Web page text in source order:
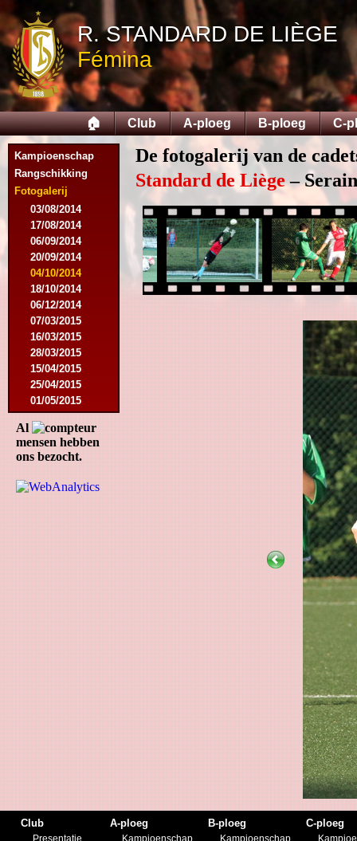
R. STANDARD DE LIÈGE
Fémina
🏠 Club A-ploeg B-ploeg C-
Kampioenschap
Rangschikking
Fotogalerij
03/08/2014
17/08/2014
06/09/2014
20/09/2014
04/10/2014
18/10/2014
06/12/2014
07/03/2015
16/03/2015
28/03/2015
15/04/2015
25/04/2015
01/05/2015
14/05/2015
17/05/2015
05/09/2015
13/09/2015
19/09/2015
10/10/2015
Al
mensen hebben
ons bezocht.
De fotogalerij van de
Standard de Liège–
Club
Presentatie
A-ploeg
Kampioenschap
B-ploeg
Kampioenschap
C-ploeg